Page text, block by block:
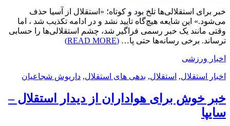
خبر برای استقلالی‌ها تلخ بود و کوتاه؛ «استقلال از آسیا حذف
می‌شود.» این شایعه هیچ‌گاه تایید نشد و در ادامه تکذیب شد ، اما
وقتی مانند یک خبر رسمی فراگیر شد، چشم استقلالی‌ها را حسابی
ترساند. برخی رسانه‌ها حتی پا… (READ MORE)
اخبار ورزشی
اخبار استقلال, استقلال, بدهی های استقلال, داریوش شجاعیان
خبر خوش برای هواداران از دیدار استقلال –
سایپا